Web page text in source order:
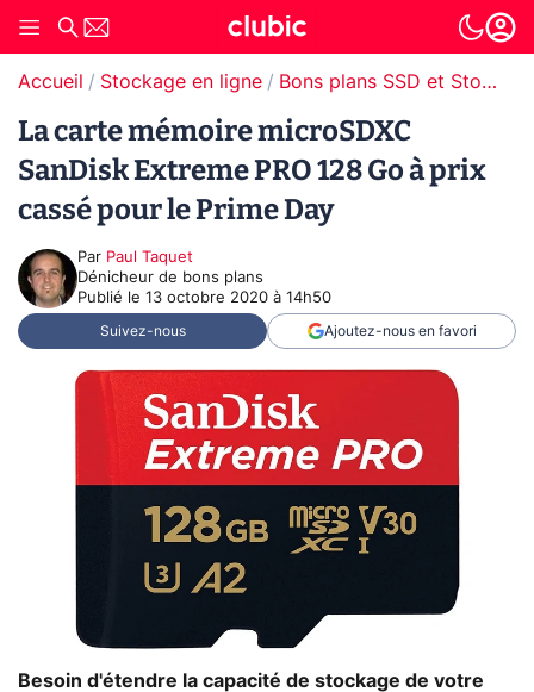
Accueil Stockage en ligne Bons plans SSD et Stockage
La carte mémoire microSDXC
SanDisk Extreme PRO 128 Go à prix
cassé pour le Prime Day
Par Paul Taquet
Dénicheur de bons plans
Publié le 13 octobre 2020 à 14h50
Suivez-nous Ajoutez-nous en favori
Besoin d'étendre la capacité de stockage de votre